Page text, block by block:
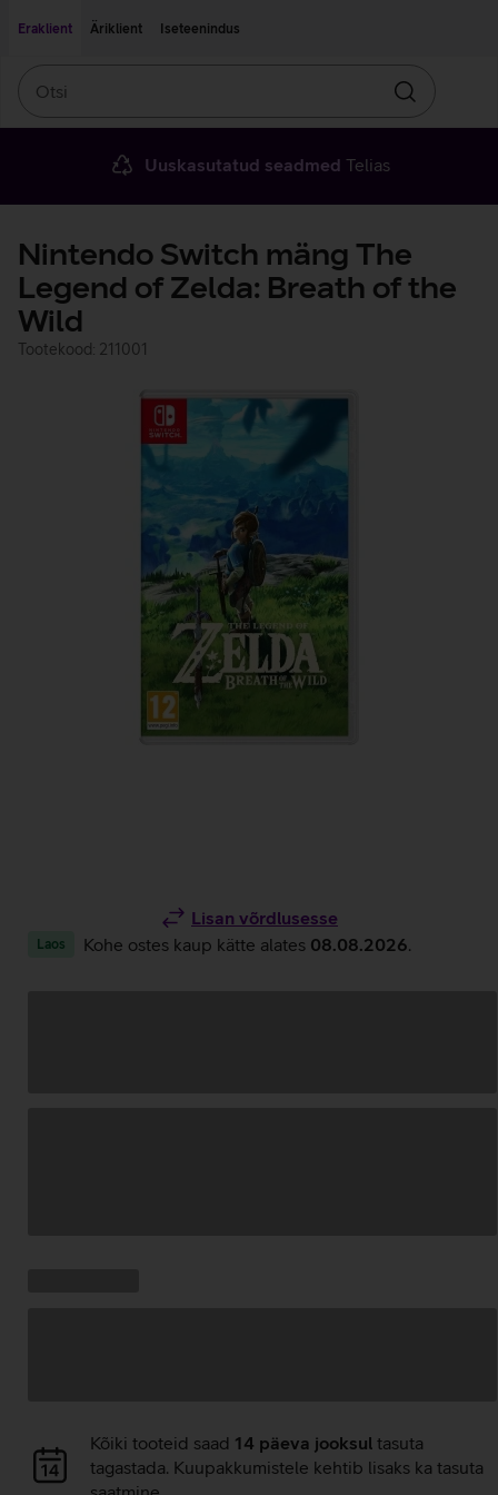
Eraklient
Äriklient Iseteenindus
Otsin
Uuskasutatud seadmed Telias
Nintendo Switch mäng The
Legend of Zelda: Breath of the
Wild
Tootekood: 211001
Lisan võrdlusesse
Laos Kohe ostes kaup kätte alates 08.08.2026
Andmete
laadimine
Kõiki tooteid saad 14 päeva jooksul tasuta
tagastada. Kuupakkumistele kehtib lisaks ka tasuta